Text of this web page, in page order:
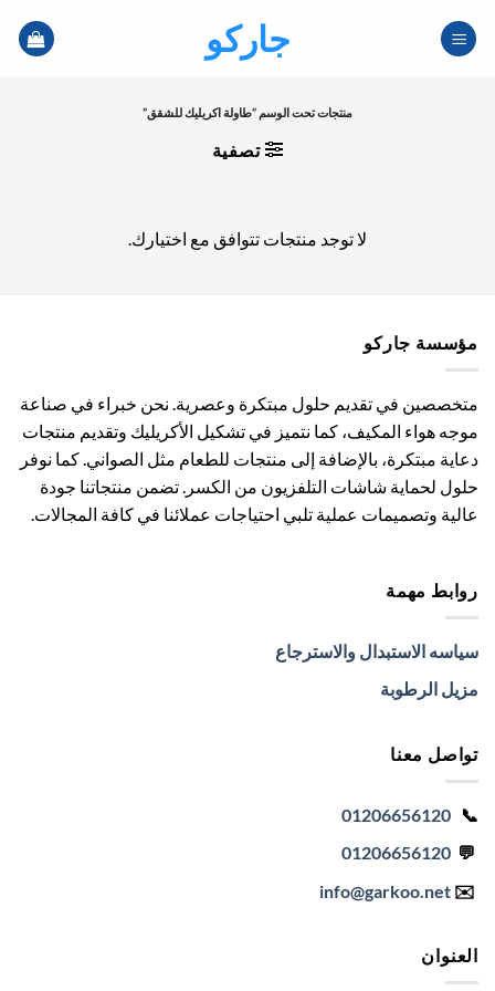
للمحتوى
جاركو
منتجات تحت الوسم “طاولة اكريليك للشقق”
تصفية
لا توجد منتجات تتوافق مع اختيارك.
مؤسسة جاركو
متخصصين في تقديم حلول مبتكرة وعصرية. نحن خبراء في صناعة
موجه هواء المكيف، كما نتميز في تشكيل الأكريليك وتقديم منتجات
دعاية مبتكرة، بالإضافة إلى منتجات للطعام مثل الصواني. كما نوفر
حلول لحماية شاشات التلفزيون من الكسر. تضمن منتجاتنا جودة
عالية وتصميمات عملية تلبي احتياجات عملائنا في كافة المجالات.
روابط مهمة
سياسه الاستبدال والاسترجاع
مزيل الرطوبة
تواصل معنا
📞
01206656120
💬
01206656120
✉️
info@garkoo.net
العنوان